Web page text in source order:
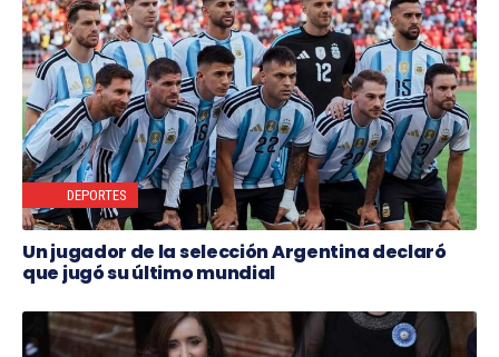
DEPORTES
Un jugador de la selección Argentina declaró
que jugó su último mundial